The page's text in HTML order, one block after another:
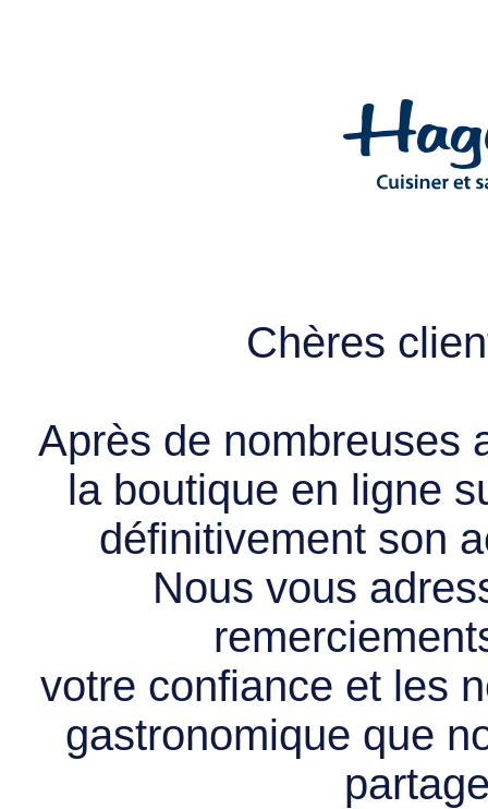
Chères
Après de nombreuses
la boutique en ligne
définitivement son
Nous vous
votre confiance et les
gastronomique que